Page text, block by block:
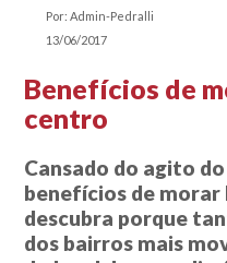
Por: Admin-Pedralli
13/06/2017
Benefícios de
centro
Cansado do agito
benefícios de morar
descubra porque
dos bairros mais